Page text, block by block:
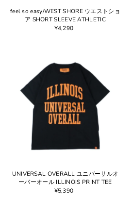
feel so easy/WEST SHORE ウエストショ
ア SHORT SLEEVE ATHLETIC
¥4,290
UNIVERSAL OVERALL ユニバーサルオ
ーバーオール ILLINOIS PRINT TEE
¥5,390